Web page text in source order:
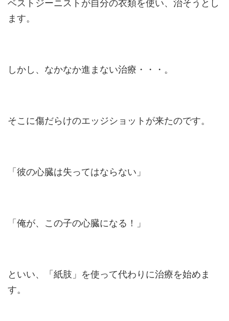
ベストジーニストが自分の衣類を使い、治そうとし
ます。
しかし、なかなか進まない治療・・・。
そこに傷だらけのエッジショットが来たのです。
「彼の心臓は失ってはならない」
「俺が、この子の心臓になる！」
といい、「紙肢」を使って代わりに治療を始めま
す。